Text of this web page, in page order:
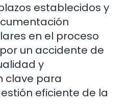
establecidos y
en el proceso
un accidente de
y
clave para
eficiente de la